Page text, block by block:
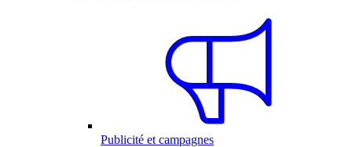
Publicité et campagnes